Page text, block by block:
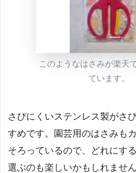
このようなはさみが楽天
ています。
さびにくいステンレス製がさ
すめです。園芸用のはさみも
そろっているので、どれにす
選ぶのも楽しいかもしれません